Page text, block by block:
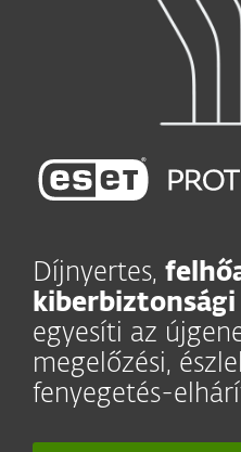
Díjnyertes,
egyesíti az
megelőzési,
fenyegetés-